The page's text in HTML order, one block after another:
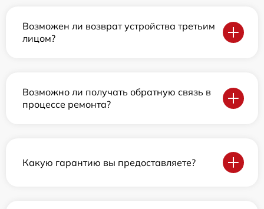
Возможен ли возврат устройства третьим
лицом?
Возможно ли получать обратную связь в
процессе ремонта?
Какую гарантию вы предоставляете?